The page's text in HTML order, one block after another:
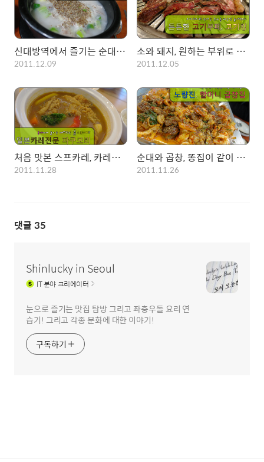
신대방역에서 즐기는 순대국 한그릇!, 구수한 국물로 라이딩후 하루를 마무리!!
2011.12.09
소와 돼지, 원하는 부위로 마음껏 먹어보자~. 본전뽑으러 간 고기킹!!
2011.12.05
처음 맛본 스프카레, 카레와는 다른 새로운 맛! 홍대 파쿠모리에서 맛보다.
2011.11.28
순대와 곱창, 똥집이 같이 하는 모듬곱창! 노량진 할머니 곱창집에서 즐기다~
2011.11.26
댓글 35
Shinlucky in Seoul
IT분야 크리에이터
눈으로 즐기는 맛집 탐방 그리고 좌충우돌 요리 연
습기! 그리고 각종 문화에 대한 이야기!
구독하기